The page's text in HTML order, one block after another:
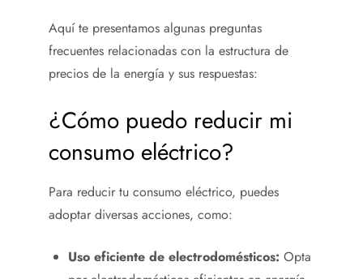
Aquí te presentamos algunas preguntas
frecuentes relacionadas con la estructura de
precios de la energía y sus respuestas:
¿Cómo puedo reducir mi
consumo eléctrico?
Para reducir tu consumo eléctrico, puedes
adoptar diversas acciones, como:
Uso eficiente de electrodomésticos: Opta